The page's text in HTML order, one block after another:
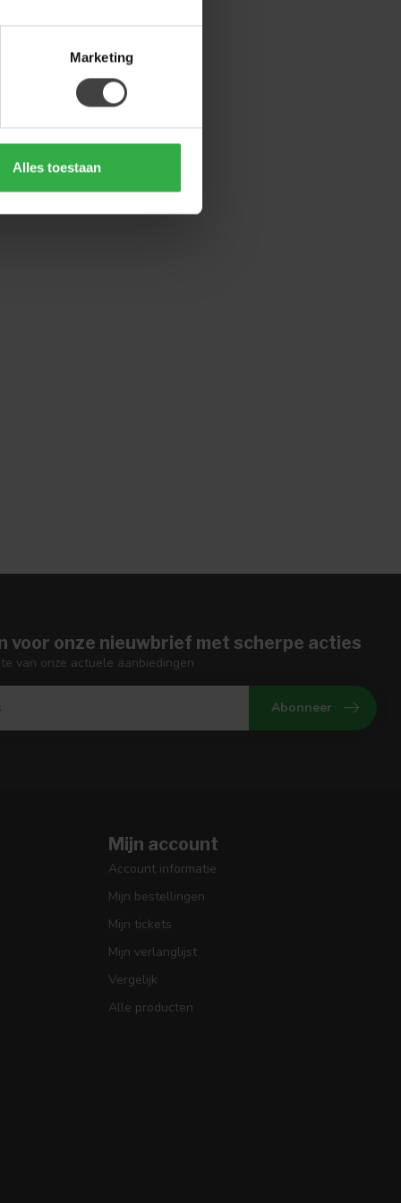
Marketing
Alles toestaan
voor onze nieuwbrief met scherpe acties
van onze actuele aanbiedingen
Abonneer
Mijn account
Account informatie
Mijn bestellingen
Mijn tickets
Mijn verlanglijst
Vergelijk
Alle producten